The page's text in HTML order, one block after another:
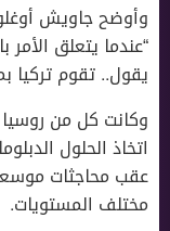
وأوضح جاويش
“عندما يتعلق
يقول.. تقوم تركيا
وكانت كل من روسيا
اتخاذ الحلول
عقب محاجثات
مختلف المستويات.